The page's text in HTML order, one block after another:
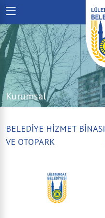
Kurumsal
BELEDİYE HİZMET BİNASI
VE OTOPARK